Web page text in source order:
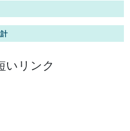
いリンク